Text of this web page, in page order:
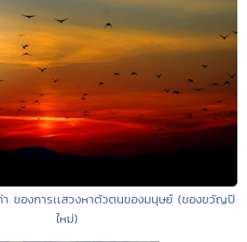
า ของการเเสวงหาตัวตนของมนุษย์ (ของขวัญปี
ใหม่)